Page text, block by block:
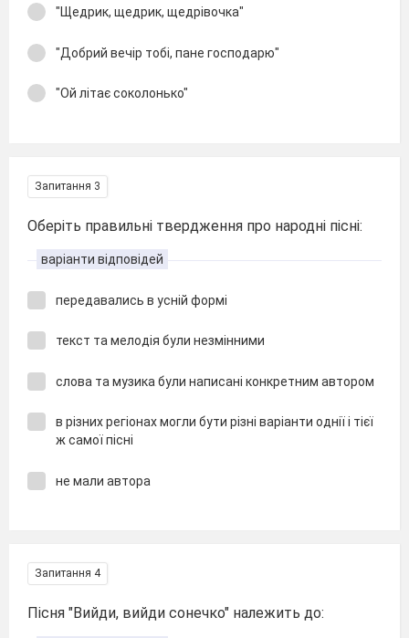
"Щедрик, щедрик, щедрівочка"
"Добрий вечір тобі, пане господарю"
"Ой літає соколонько"
Запитання 3
Оберіть правильні твердження про народні пісні:
варіанти відповідей
передавались в усній формі
текст та мелодія були незмінними
слова та музика були написані конкретним автором
в різних регіонах могли бути різні варіанти однії і тієї
ж самої пісні
не мали автора
Запитання 4
Пісня "Вийди, вийди сонечко" належить до: